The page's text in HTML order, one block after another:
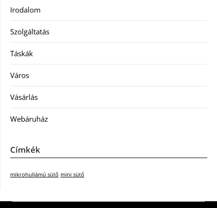
Irodalom
Szolgáltatás
Táskák
Város
Vásárlás
Webáruház
Címkék
mikrohullámú sütő mini sütő